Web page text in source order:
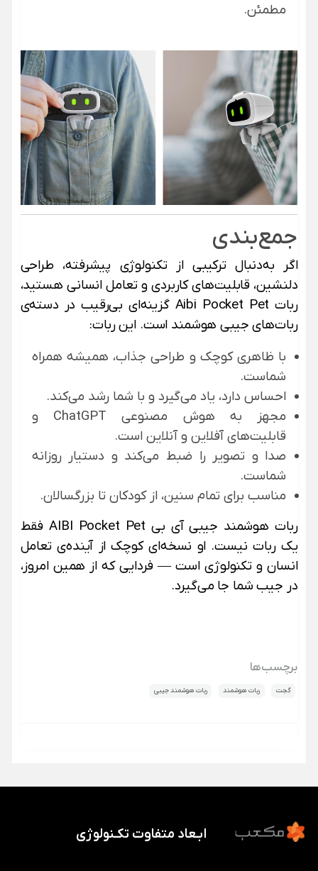
مطمئن.
جمع‌بندی
اگر به‌دنبال ترکیبی از تکنولوژی پیشرفته، طراحی
دلنشین، قابلیت‌های کاربردی و تعامل انسانی هستید،
ربات Aibi Pocket Pet گزینه‌ای بی‌رقیب در دسته‌ی
ربات‌های جیبی هوشمند است. این ربات:
با ظاهری کوچک و طراحی جذاب، همیشه همراه
شماست.
احساس دارد، یاد می‌گیرد و با شما رشد می‌کند.
مجهز به هوش مصنوعی ChatGPT و
قابلیت‌های آفلاین و آنلاین است.
صدا و تصویر را ضبط می‌کند و دستیار روزانه
شماست.
مناسب برای تمام سنین، از کودکان تا بزرگسالان.
ربات هوشمند جیبی آی بی AIBI Pocket Pet فقط
یک ربات نیست. او نسخه‌ای کوچک از آینده‌ی تعامل
انسان و تکنولوژی است — فردایی که از همین امروز،
در جیب شما جا می‌گیرد.
برچسب‌ها
گجت ربات هوشمند ربات هوشمند جیبی
ابـعاد متفاوت تکـنولوژی